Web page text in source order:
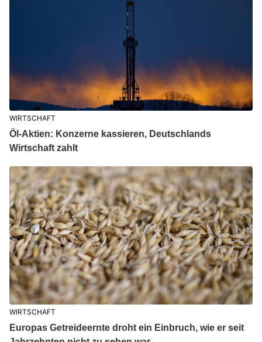
WIRTSCHAFT
Öl-Aktien: Konzerne kassieren, Deutschlands
Wirtschaft zahlt
WIRTSCHAFT
Europas Getreideernte droht ein Einbruch, wie er seit